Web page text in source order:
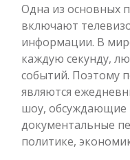
Одна из основных
включают
информации. В
каждую секунду,
событий. Поэтому
являются
шоу, обсуждающие
документальные
политике,